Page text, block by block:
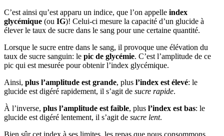
C’est ainsi qu’est apparu un indice, que l’on appelle index
glycémique (ou IG)! Celui-ci mesure la capacité d’un glucide à
élever le taux de sucre dans le sang pour une certaine quantité.
Lorsque le sucre entre dans le sang, il provoque une élévation du
taux de sucre sanguin: le pic de glycémie. C’est l’amplitude de ce
pic qui est mesurée pour obtenir l’index glycémique.
Ainsi, plus l’amplitude est grande, plus l’index est élevé: le
glucide est digéré rapidement, il s’agit de sucre rapide.
À l’inverse, plus l’amplitude est faible, plus l’index est bas: le
glucide est digéré lentement, il s’agit de sucre lent.
Bien sûr cet index à ses limites, les repas que nous consommons